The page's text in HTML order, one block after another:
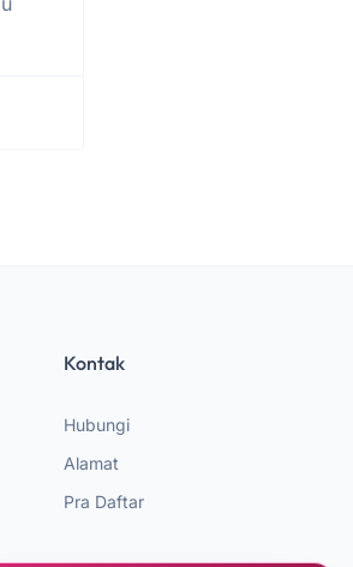
Kontak
Hubungi
Alamat
Pra Daftar